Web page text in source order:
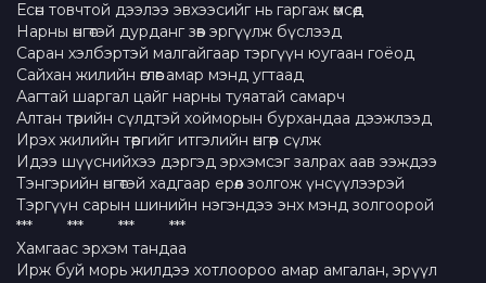
Есөн товчтой дээлээ эвхээсийг нь гаргаж өмсөөд
Нарны өнгөтэй дурданг зөв эргүүлж бүслээд
Саран хэлбэртэй малгайгаар тэргүүн юугаан гоёод
Сайхан жилийн өглөөг амар мэнд угтаад
Аагтай шаргал цайг нарны туяатай самарч
Алтан төрийн сүлдтэй хойморын бурхандаа дээжлээд
Ирэх жилийн төөргийг итгэлийн өнгөөр сүлж
Идээ шүүснийхээ дэргэд эрхэмсэг залрах аав ээждээ
Тэнгэрийн өнгөтэй хадгаар ерөөл золгож үнсүүлээрэй
Тэргүүн сарын шинийн нэгэндээ энх мэнд золгоорой
*** *** *** ***
Хамгаас эрхэм тандаа
Ирж буй морь жилдээ хотлоороо амар амгалан, эрүүл